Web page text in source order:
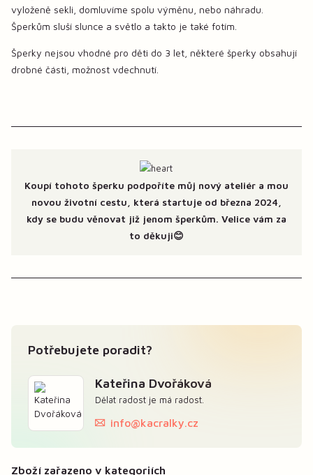
vyloženě sekli, domluvíme spolu výměnu, nebo náhradu.
Šperkům sluší slunce a světlo a takto je také fotím.
Šperky nejsou vhodné pro děti do 3 let, některé šperky obsahují
drobné části, možnost vdechnutí.
Koupí tohoto šperku podpoříte můj nový ateliér a mou
novou životní cestu, která startuje od března 2024,
kdy se budu věnovat již jenom šperkům. Velice vám za
to děkuji😊
Potřebujete poradit?
Kateřina Dvořáková
Dělat radost je má radost.
info@kacralky.cz
Zboží zařazeno v kategoriích